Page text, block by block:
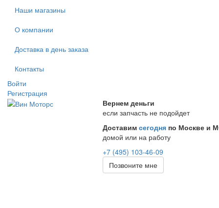
Наши магазины
О компании
Доставка в день заказа
Контакты
Войти
Регистрация
Вернем деньги
если запчасть не подойдет
Доставим сегодня по Москве и
домой или на работу
+7 (495) 103-46-09
Позвоните мне